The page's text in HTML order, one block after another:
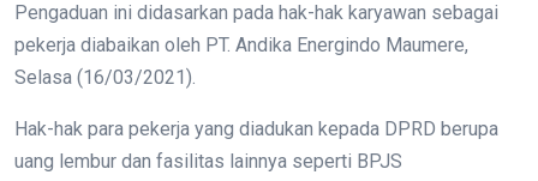
Pengaduan ini didasarkan pada hak-hak karyawan sebagai
pekerja diabaikan oleh PT. Andika Energindo Maumere,
Selasa (16/03/2021).
Hak-hak para pekerja yang diadukan kepada DPRD berupa
uang lembur dan fasilitas lainnya seperti BPJS